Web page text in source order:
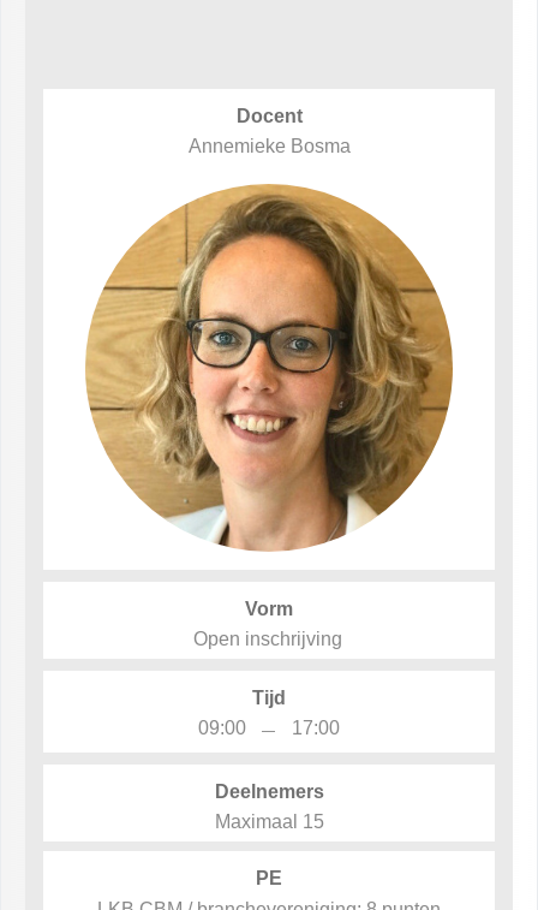
Docent
Annemieke Bosma
Vorm
Open inschrijving
Tijd
09:00
– 17:00
Deelnemers
Maximaal 15
PE